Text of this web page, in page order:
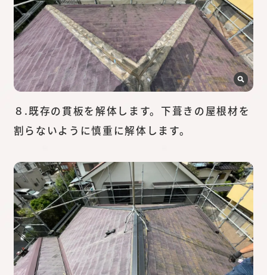
８.既存の貫板を解体します。下葺きの屋根材を
割らないように慎重に解体します。